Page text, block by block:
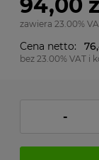
94,00
zawiera 23.00%
Cena netto:
bez 23.00% VAT i
-